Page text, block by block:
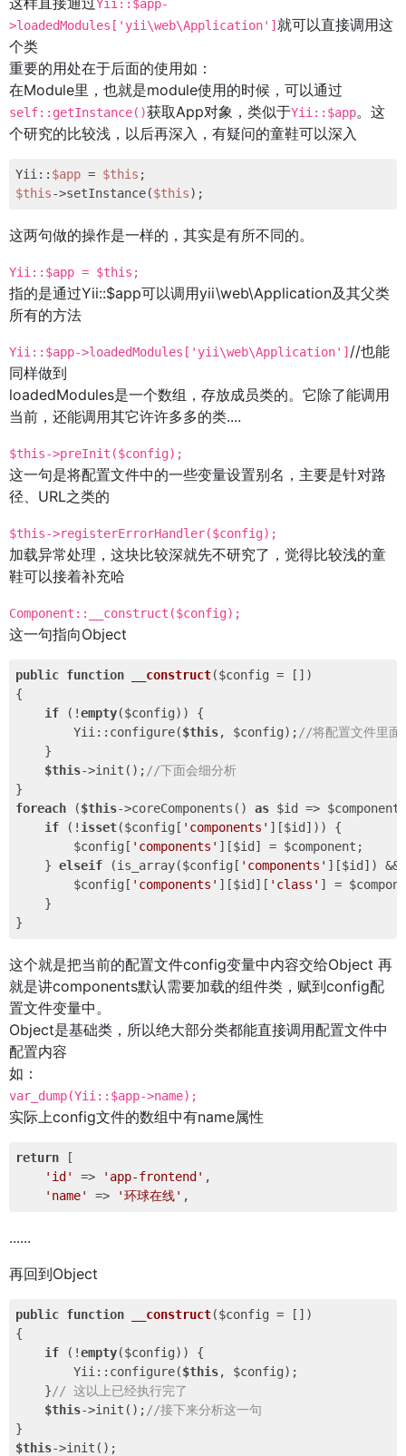
Yii::$app-
>loadedModules['yii\web\Application'] 就可以直接调用这
个类
重要的用处在于后面的使用如：
在Module里，也就是module使用的时候，可以通过
self::getInstance()获取App对象，类似于Yii::$app。这
个研究的比较浅，以后再深入，有疑问的童鞋可以深入
Yii:: $app = $this
$this->setInstance($this
这两句做的操作是一样的，其实是有所不同的。
Yii::$app = $this;
指的是通过Yii::$app可以调用yii\web\Application及其父类
所有的方法
Yii::$app->loadedModules['yii\web\Application'] //也能
同样做到
loadedModules是一个数组，存放成员类的。它除了能调用
当前，还能调用其它许许多多的类....
$this->preInit($config);
这一句是将配置文件中的一些变量设置别名，主要是针对路
径、URL之类的
$this->registerErrorHandler($config);
加载异常处理，这块比较深就先不研究了，觉得比较浅的童
鞋可以接着补充哈
Component::__construct($config);
这一句指向Object
public function __construct($config = [])
{
if (!empty($config)) {
        Yii::configure(
$this, $config); //将配置文件里
    }
$this->init(); //下面会细分析
foreach ($this->coreComponents() as $id =>
if (! isset($config[ 'components' ][$id])) {
        $config[
'components' ][$id] = $component;
    }
elseif (is_array($config[ 'components' ][$id])
        $config[
'components' ][$id][ 'class' ] =
    }
这个就是把当前的配置文件config变量中内容交给Object 再
就是讲components默认需要加载的组件类，赋到config配
置文件变量中。
Object是基础类，所以绝大部分类都能直接调用配置文件中
配置内容
如：
var_dump(Yii::$app->name);
实际上config文件的数组中有name属性
return [
'id'
=> 'app-frontend' ,
'name'
=> '环球在线'
......
再回到Object
public function __construct($config = [])
{
if (!empty($config)) {
        Yii::configure(
$this, $config);
    }
// 这以上已经执行完了
$this->init(); //接下来分析这一句
$this